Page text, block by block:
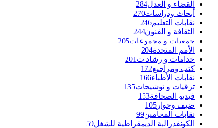
القضاء و العدل284
أبحاث ودراسات270
نقابات التعليم246
الثقافة و الفنون244
جمعيات و مجموعات205
الأمم المتحدة204
خدامات وإرشادات 201
كتب ومراجيع172
نقابات الأطباء166
ترقيات و توشيحات135
فيديو الصحافة133
ضيف وحوار 105
نقابات المحامين99
الكونفدرالية الديمقراطية للشغل59